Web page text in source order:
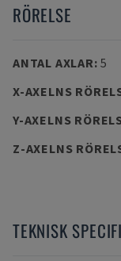
RÖRELSE
ANTAL AXLAR:5
X-AXELNS
Y-AXELNS
Z-AXELNS
TEKNISK